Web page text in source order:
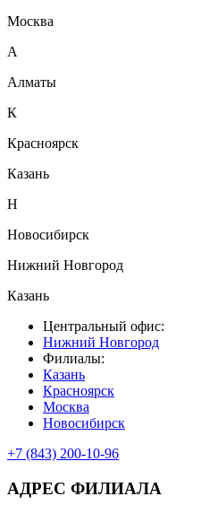
Москва
А
Алматы
К
Красноярск
Казань
Н
Новосибирск
Нижний Новгород
Казань
Центральный офис:
Нижний Новгород
Филиалы:
Казань
Красноярск
Москва
Новосибирск
+7 (843) 200-10-96
АДРЕС ФИЛИАЛА